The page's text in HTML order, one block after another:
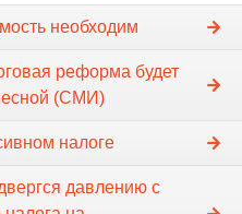
необходим
реформа будет
(СМИ)
налоге
давлению с